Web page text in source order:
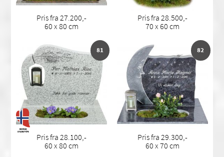
Pris fra 27.200,-
60 x 80 cm
Pris fra 28.500,-
70 x 60 cm
81
Pris fra 28.100,-
60 x 80 cm
82
Pris fra 29.300,-
60 x 70 cm